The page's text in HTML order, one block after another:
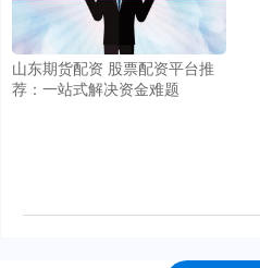
山东期货配资 股票配资平台推
荐：一站式解决资金难题